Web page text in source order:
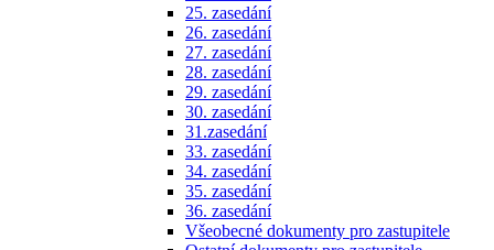
25. zasedání
26. zasedání
27. zasedání
28. zasedání
29. zasedání
30. zasedání
31.zasedání
33. zasedání
34. zasedání
35. zasedání
36. zasedání
Všeobecné dokumenty pro zastupitele